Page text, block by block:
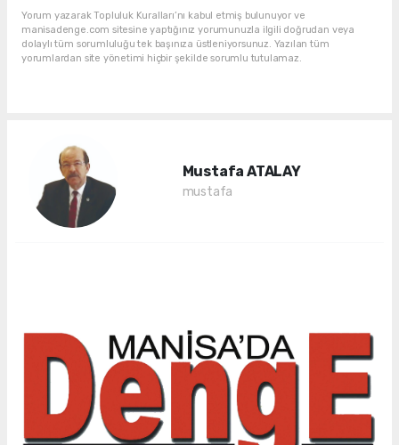
Yorum yazarak Topluluk Kuralları’nı kabul etmiş bulunuyor ve
manisadenge.com sitesine yaptığınız yorumunuzla ilgili doğrudan veya
dolaylı tüm sorumluluğu tek başınıza üstleniyorsunuz. Yazılan tüm
yorumlardan site yönetimi hiçbir şekilde sorumlu tutulamaz.
Mustafa ATALAY
mustafa